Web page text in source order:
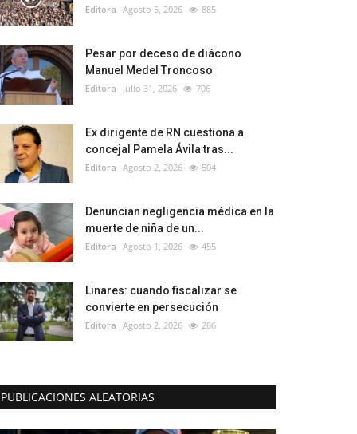
Editora Agosto 5, 2026 885
Pesar por deceso de diácono
Manuel Medel Troncoso
Editora Julio 31, 2026 706
Ex dirigente de RN cuestiona a
concejal Pamela Ávila tras...
Editora Agosto 2, 2026 504
Denuncian negligencia médica en la
muerte de niña de un...
Editora Agosto 1, 2026 455
Linares: cuando fiscalizar se
convierte en persecución
Editora Agosto 2, 2026 286
PUBLICACIONES ALEATORIAS